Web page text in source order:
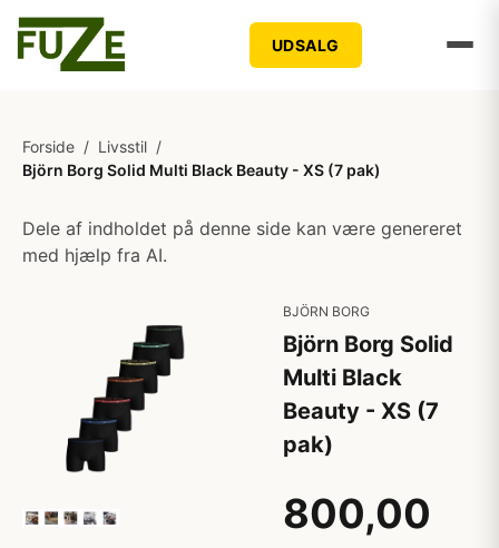
UDSALG
Forside / Livsstil /
Björn Borg Solid Multi Black Beauty - XS (7 pak)
Dele af indholdet på denne side kan være genereret
med hjælp fra AI.
BJÖRN BORG
Björn Borg Solid
Multi Black
Beauty - XS (7
pak)
800,00